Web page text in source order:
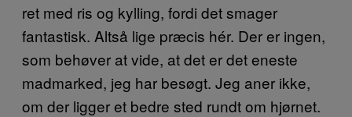
ret med ris og kylling, fordi det smager
fantastisk. Altså lige præcis hér. Der er ingen,
som behøver at vide, at det er det eneste
madmarked, jeg har besøgt. Jeg aner ikke,
om der ligger et bedre sted rundt om hjørnet.